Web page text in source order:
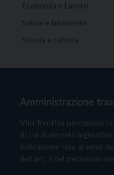
Economia e Lavoro
Salute e benessere
Scuola e cultura
Amministrazione
Vita Trentina percepisce
di cui al decreto
Indicazione resa ai sensi
dell'art. 5 del medesimo